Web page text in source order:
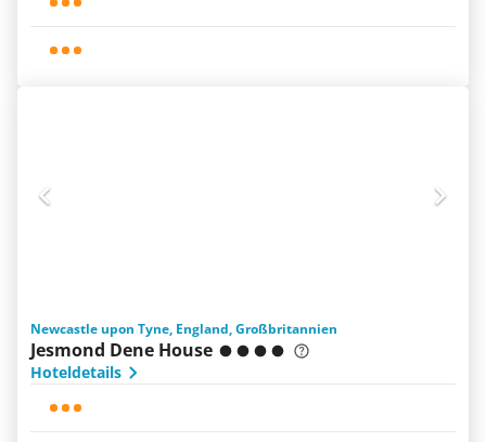
Newcastle upon Tyne, England, Großbritannien
Jesmond Dene House
Hoteldetails